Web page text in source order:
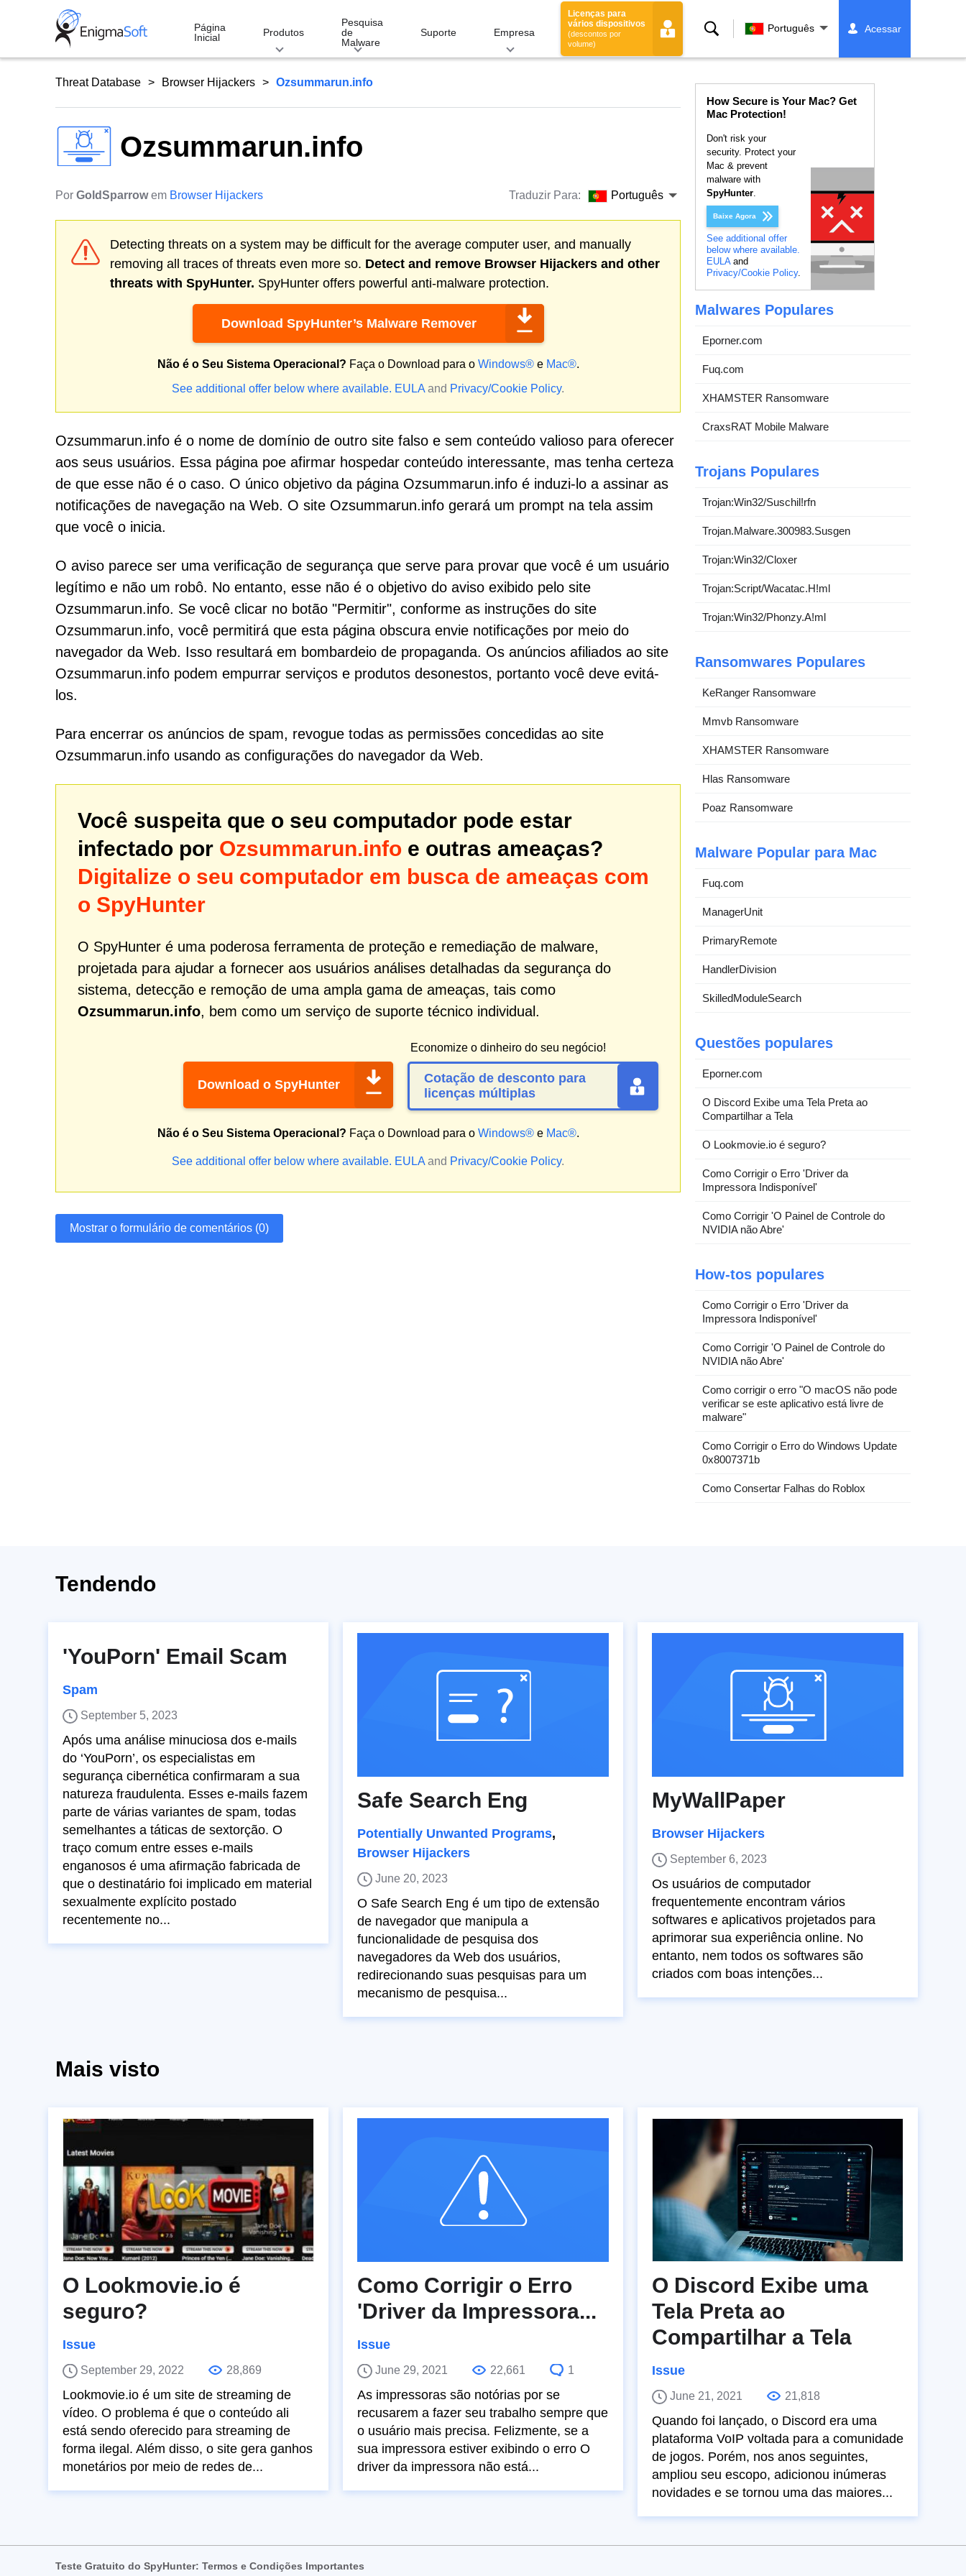
Página
Inicial
Produtos
Pesquisa
de
Malware
Suporte Empresa
Licenças para
vários dispositivos
(descontos por
volume)
Buscar Português Acessar
Threat Database Browser Hijackers Ozsummarun.info
Ozsummarun.info
Por GoldSparrowem Browser Hijackers Traduzir Para: Português
Detecting threats on a system may be difficult for the average computer user, and manually
removing all traces of threats even more so. Detect and remove Browser Hijackers and other
threats with SpyHunter. SpyHunter offers powerful anti-malware protection.
Download SpyHunter’s Malware Remover
Não é o Seu Sistema Operacional? Faça o Download para o Windows®e Mac®.
See additional offer below where available. EULA and Privacy/Cookie Policy.
Ozsummarun.info é o nome de domínio de outro site falso e sem conteúdo valioso para oferecer
aos seus usuários. Essa página poe afirmar hospedar conteúdo interessante, mas tenha certeza
de que esse não é o caso. O único objetivo da página Ozsummarun.info é induzi-lo a assinar as
notificações de navegação na Web. O site Ozsummarun.info gerará um prompt na tela assim
que você o inicia.
O aviso parece ser uma verificação de segurança que serve para provar que você é um usuário
legítimo e não um robô. No entanto, esse não é o objetivo do aviso exibido pelo site
Ozsummarun.info. Se você clicar no botão "Permitir", conforme as instruções do site
Ozsummarun.info, você permitirá que esta página obscura envie notificações por meio do
navegador da Web. Isso resultará em bombardeio de propaganda. Os anúncios afiliados ao site
Ozsummarun.info podem empurrar serviços e produtos desonestos, portanto você deve evitá-
los.
Para encerrar os anúncios de spam, revogue todas as permissões concedidas ao site
Ozsummarun.info usando as configurações do navegador da Web.
Você suspeita que o seu computador pode estar
infectado por Ozsummarun.info e outras ameaças?
Digitalize o seu computador em busca de ameaças com
o SpyHunter
O SpyHunter é uma poderosa ferramenta de proteção e remediação de malware,
projetada para ajudar a fornecer aos usuários análises detalhadas da segurança do
sistema, detecção e remoção de uma ampla gama de ameaças, tais como
Ozsummarun.info, bem como um serviço de suporte técnico individual.
Download o SpyHunter
Economize o dinheiro do seu negócio!
Cotação de desconto para
licenças múltiplas
Não é o Seu Sistema Operacional? Faça o Download para o Windows®e Mac®.
See additional offer below where available. EULA and Privacy/Cookie Policy.
Mostrar o formulário de comentários (0)
How Secure is Your Mac? Get
Mac Protection!
Don't risk your
security. Protect your
Mac & prevent
malware with
SpyHunter.
Baixe Agora
See additional offer
below where available.
EULAand
Privacy/Cookie Policy.
Malwares Populares
Eporner.com
Fuq.com
XHAMSTER Ransomware
CraxsRAT Mobile Malware
Trojans Populares
Trojan:Win32/Suschil!rfn
Trojan.Malware.300983.Susgen
Trojan:Win32/Cloxer
Trojan:Script/Wacatac.H!ml
Trojan:Win32/Phonzy.A!ml
Ransomwares Populares
KeRanger Ransomware
Mmvb Ransomware
XHAMSTER Ransomware
Hlas Ransomware
Poaz Ransomware
Malware Popular para Mac
Fuq.com
ManagerUnit
PrimaryRemote
HandlerDivision
SkilledModuleSearch
Questões populares
Eporner.com
O Discord Exibe uma Tela Preta ao
Compartilhar a Tela
O Lookmovie.io é seguro?
Como Corrigir o Erro 'Driver da
Impressora Indisponível'
Como Corrigir 'O Painel de Controle do
NVIDIA não Abre'
How-tos populares
Como Corrigir o Erro 'Driver da
Impressora Indisponível'
Como Corrigir 'O Painel de Controle do
NVIDIA não Abre'
Como corrigir o erro "O macOS não pode
verificar se este aplicativo está livre de
malware"
Como Corrigir o Erro do Windows Update
0x8007371b
Como Consertar Falhas do Roblox
Tendendo
'YouPorn' Email Scam
Spam
September 5, 2023
Após uma análise minuciosa dos e-mails
do ‘YouPorn’, os especialistas em
segurança cibernética confirmaram a sua
natureza fraudulenta. Esses e-mails fazem
parte de várias variantes de spam, todas
semelhantes a táticas de sextorção. O
traço comum entre esses e-mails
enganosos é uma afirmação fabricada de
que o destinatário foi implicado em material
sexualmente explícito postado
recentemente no...
Safe Search Eng
Potentially Unwanted Programs,
Browser Hijackers
June 20, 2023
O Safe Search Eng é um tipo de extensão
de navegador que manipula a
funcionalidade de pesquisa dos
navegadores da Web dos usuários,
redirecionando suas pesquisas para um
mecanismo de pesquisa...
MyWallPaper
Browser Hijackers
September 6, 2023
Os usuários de computador
frequentemente encontram vários
softwares e aplicativos projetados para
aprimorar sua experiência online. No
entanto, nem todos os softwares são
criados com boas intenções...
Mais visto
O Lookmovie.io é
seguro?
Issue
September 29, 2022 28,869
Lookmovie.io é um site de streaming de
vídeo. O problema é que o conteúdo ali
está sendo oferecido para streaming de
forma ilegal. Além disso, o site gera ganhos
monetários por meio de redes de...
Como Corrigir o Erro
'Driver da Impressora...
Issue
June 29, 2021 22,661 1
As impressoras são notórias por se
recusarem a fazer seu trabalho sempre que
o usuário mais precisa. Felizmente, se a
sua impressora estiver exibindo o erro O
driver da impressora não está...
O Discord Exibe uma
Tela Preta ao
Compartilhar a Tela
Issue
June 21, 2021 21,818
Quando foi lançado, o Discord era uma
plataforma VoIP voltada para a comunidade
de jogos. Porém, nos anos seguintes,
ampliou seu escopo, adicionou inúmeras
novidades e se tornou uma das maiores...
Teste Gratuito do SpyHunter: Termos e Condições Importantes